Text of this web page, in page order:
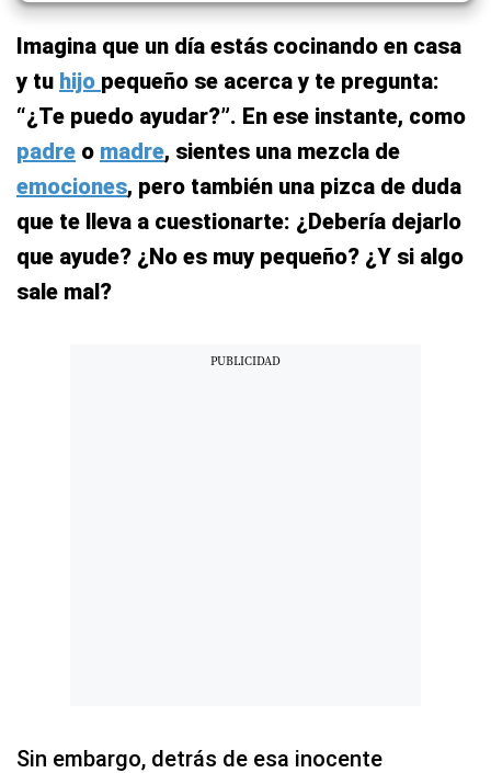
Imagina que un día estás cocinando en casa
y tu hijo pequeño se acerca y te pregunta:
“¿Te puedo ayudar?”. En ese instante, como
padre o madre, sientes una mezcla de
emociones, pero también una pizca de duda
que te lleva a cuestionarte: ¿Debería dejarlo
que ayude? ¿No es muy pequeño? ¿Y si algo
sale mal?
Sin embargo, detrás de esa inocente